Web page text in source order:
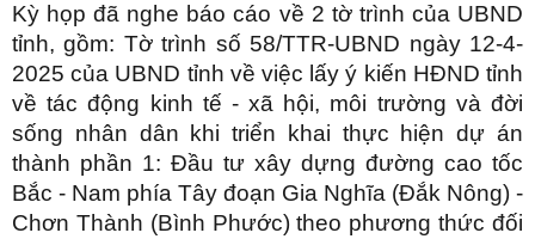
Kỳ họp đã nghe báo cáo về 2 tờ trình của UBND
tỉnh, gồm: Tờ trình số 58/TTR-UBND ngày 12-4-
2025 của UBND tỉnh về việc lấy ý kiến HĐND tỉnh
về tác động kinh tế - xã hội, môi trường và đời
sống nhân dân khi triển khai thực hiện dự án
thành phần 1: Đầu tư xây dựng đường cao tốc
Bắc - Nam phía Tây đoạn Gia Nghĩa (Đắk Nông) -
Chơn Thành (Bình Phước) theo phương thức đối